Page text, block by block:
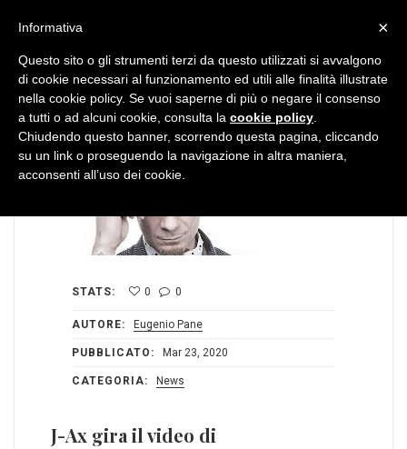
STATS: 0 0
AUTORE: Eugenio Pane
PUBBLICATO: Mar 23, 2020
CATEGORIA: News
J-Ax gira il video di
×
Informativa
Questo sito o gli strumenti terzi da questo utilizzati si avvalgono
di cookie necessari al funzionamento ed utili alle finalità illustrate
nella cookie policy. Se vuoi saperne di più o negare il consenso
a tutti o ad alcuni cookie, consulta la cookie policy
Chiudendo questo banner, scorrendo questa pagina, cliccando
su un link o proseguendo la navigazione in altra maniera,
acconsenti all’uso dei cookie.